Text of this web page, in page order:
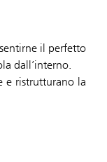
il perfetto
dall’interno.
e ristrutturano la